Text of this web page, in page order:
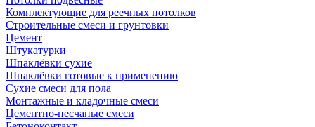
Комплектующие для реечных потолков
Строительные смеси и грунтовки
Цемент
Штукатурки
Шпаклёвки сухие
Шпаклёвки готовые к применению
Сухие смеси для пола
Монтажные и кладочные смеси
Цементно-песчаные смеси